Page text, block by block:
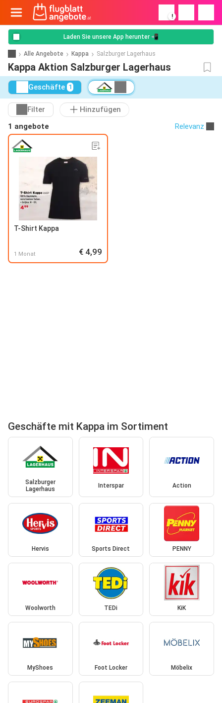
!
Laden Sie unsere App herunter 📲
Alle Angebote Kappa Salzburger Lagerhaus
Kappa Aktion Salzburger Lagerhaus
Geschäfte 1
Filter
Hinzufügen
1 angebote
Relevanz
T-Shirt Kappa
1 Monat € 4,99
Geschäfte mit Kappa im Sortiment
Salzburger
Lagerhaus
Interspar Action
Hervis Sports Direct PENNY
Woolworth TEDi KiK
MyShoes Foot Locker Möbelix